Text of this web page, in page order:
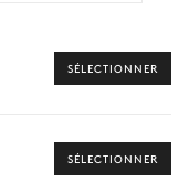
SÉLECTIONNER
SÉLECTIONNER